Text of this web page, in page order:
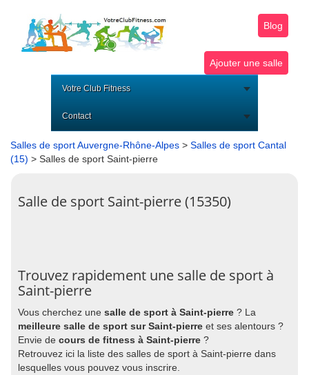
Blog
Ajouter une salle
Votre Club Fitness
Contact
Salles de sport Auvergne-Rhône-Alpes > Salles de sport Cantal
(15) > Salles de sport Saint-pierre
Salle de sport Saint-pierre (15350)
Trouvez rapidement une salle de sport à
Saint-pierre
Vous cherchez une salle de sport à Saint-pierre ? La
meilleure salle de sport sur Saint-pierre et ses alentours ?
Envie de cours de fitness à Saint-pierre ?
Retrouvez ici la liste des salles de sport à Saint-pierre dans
lesquelles vous pouvez vous inscrire.